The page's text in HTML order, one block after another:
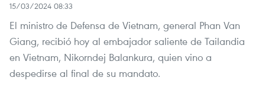
15/03/2024 08:33
El ministro de Defensa de Vietnam, general Phan Van
Giang, recibió hoy al embajador saliente de Tailandia
en Vietnam, Nikorndej Balankura, quien vino a
despedirse al final de su mandato.